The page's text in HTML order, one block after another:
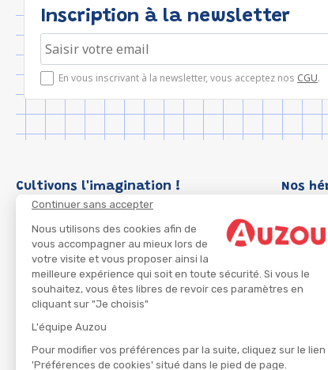
Continuer sans accepter
Nous utilisons des cookies afin de
vous accompagner au mieux lors de
votre visite et vous proposer ainsi la
meilleure expérience qui soit en toute sécurité. Si vous le
souhaitez, vous êtes libres de revoir ces paramètres en
cliquant sur "Je choisis"
L'équipe Auzou
Pour modifier vos préférences par la suite, cliquez sur le lien
'Préférences de cookies' situé dans le pied de page.
Inscription à la newsletter
En vous inscrivant à la newsletter, vous acceptez nos CGU.
Cultivons l'imagination ! Nos
P'tit Loup
Les
Les
Migali
Petite
Ma